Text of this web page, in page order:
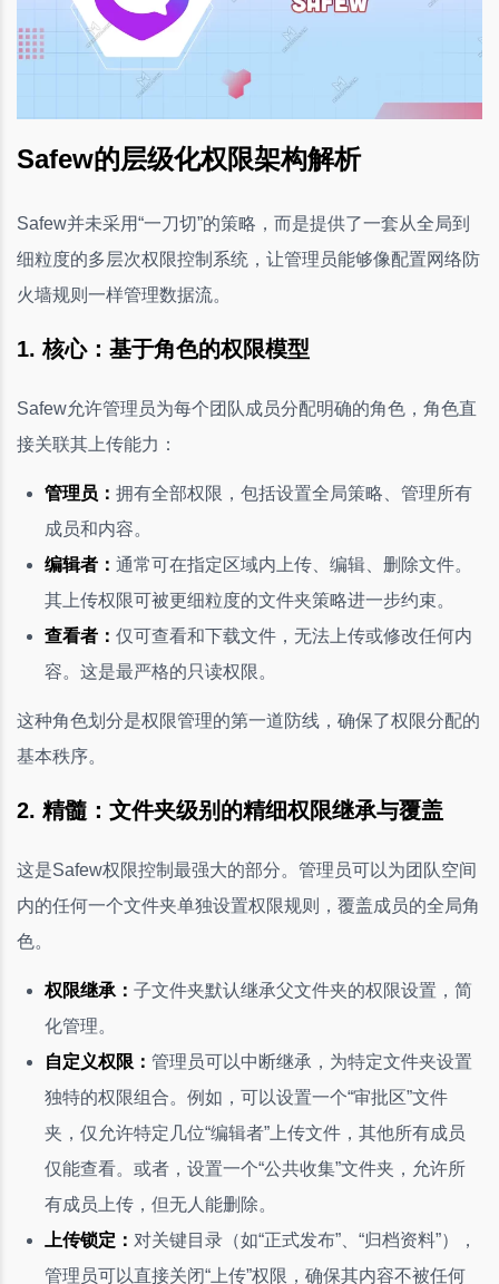
Safew的层级化权限架构解析
Safew并未采用“一刀切”的策略，而是提供了一套从全局到
细粒度的多层次权限控制系统，让管理员能够像配置网络防
火墙规则一样管理数据流。
1. 核心：基于角色的权限模型
Safew允许管理员为每个团队成员分配明确的角色，角色直
接关联其上传能力：
管理员： 拥有全部权限，包括设置全局策略、管理所有
成员和内容。
编辑者： 通常可在指定区域内上传、编辑、删除文件。
其上传权限可被更细粒度的文件夹策略进一步约束。
查看者： 仅可查看和下载文件，无法上传或修改任何内
容。这是最严格的只读权限。
这种角色划分是权限管理的第一道防线，确保了权限分配的
基本秩序。
2. 精髓：文件夹级别的精细权限继承与覆盖
这是Safew权限控制最强大的部分。管理员可以为团队空间
内的任何一个文件夹单独设置权限规则，覆盖成员的全局角
色。
权限继承： 子文件夹默认继承父文件夹的权限设置，简
化管理。
自定义权限： 管理员可以中断继承，为特定文件夹设置
独特的权限组合。例如，可以设置一个“审批区”文件
夹，仅允许特定几位“编辑者”上传文件，其他所有成员
仅能查看。或者，设置一个“公共收集”文件夹，允许所
有成员上传，但无人能删除。
上传锁定： 对关键目录（如“正式发布”、“归档资料”），
管理员可以直接关闭“上传”权限，确保其内容不被任何